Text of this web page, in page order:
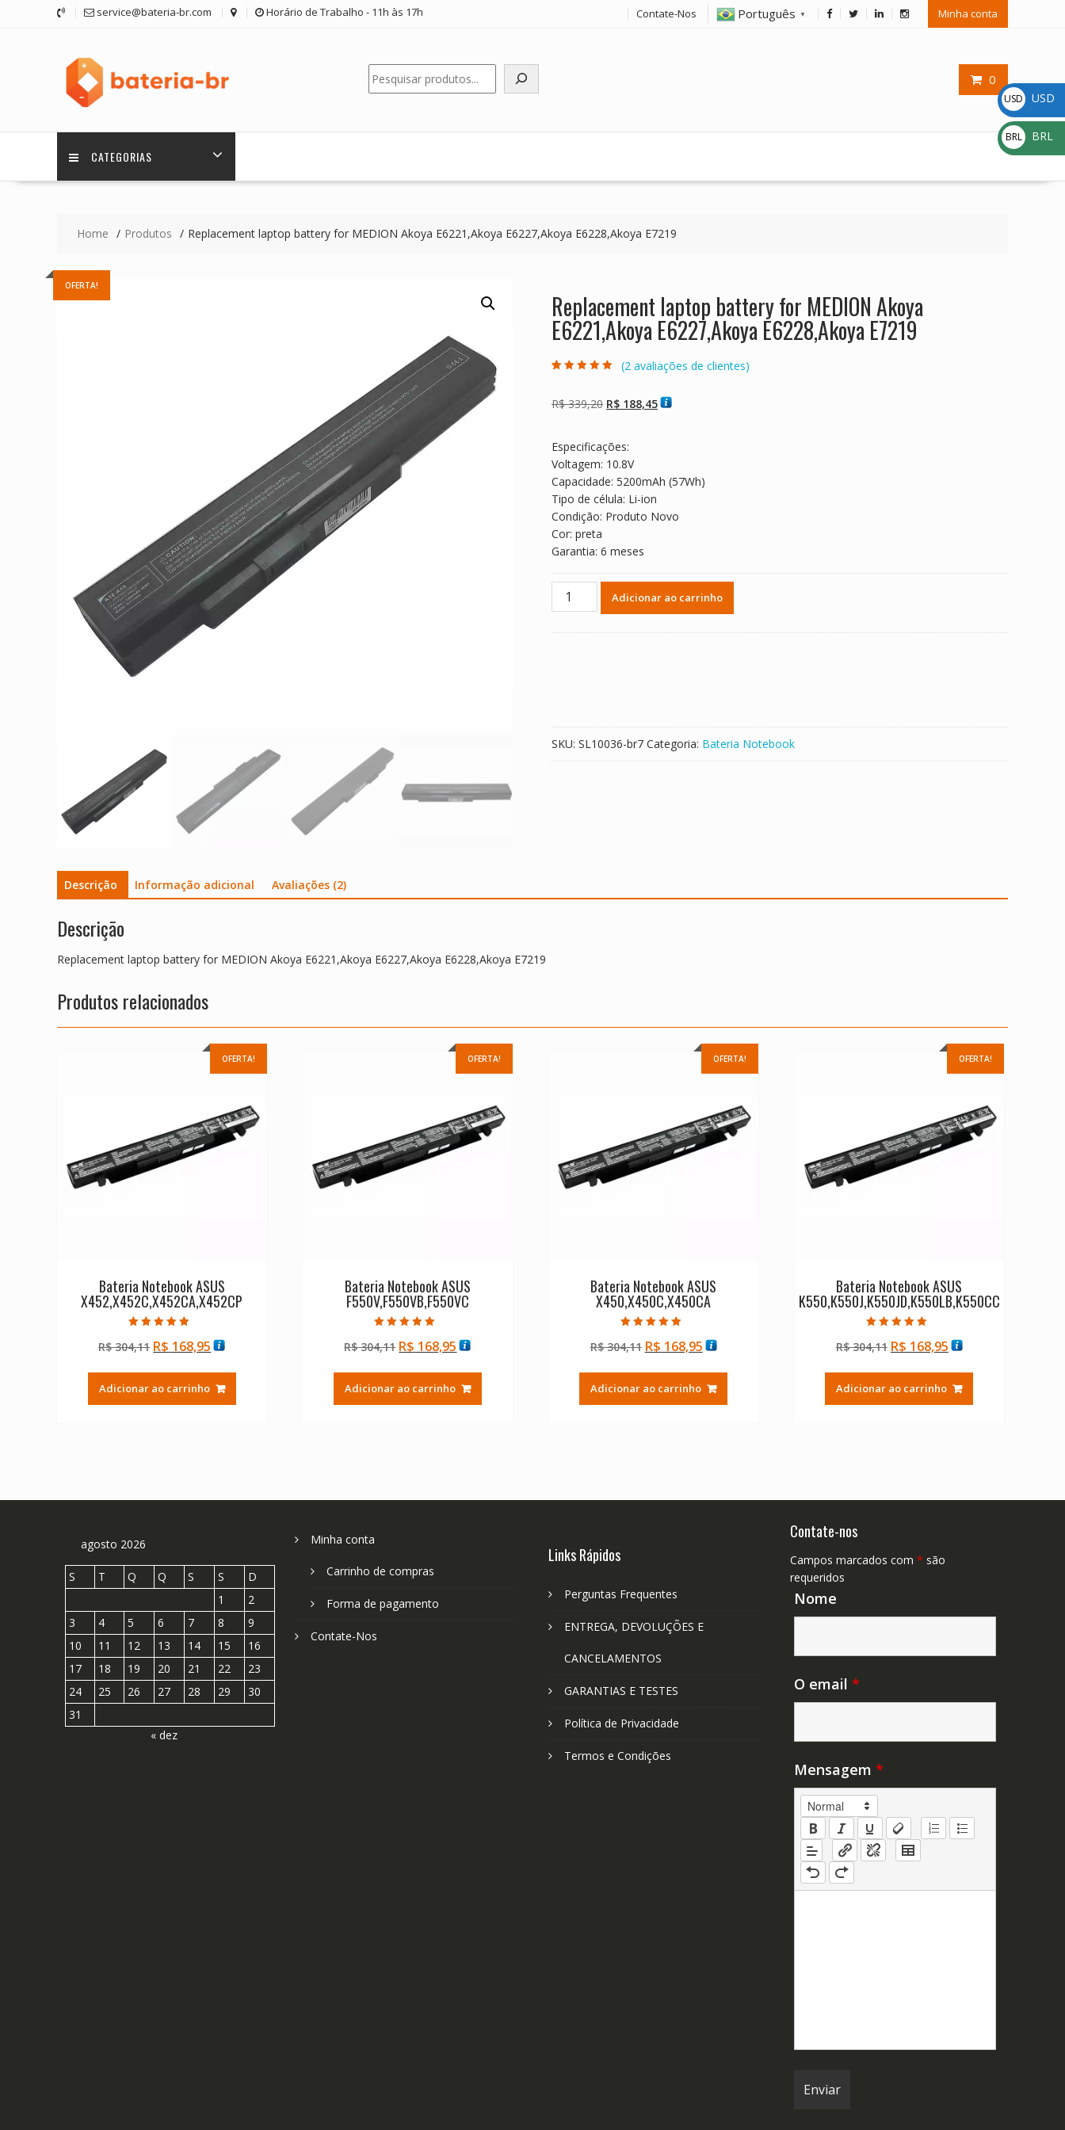
service@bateria-br.com Horário de Trabalho - 11h às 17h Contate-Nos Português ▼ Minha conta
0
Pesquisar
CATEGORIAS
Home Produtos Replacement laptop battery for MEDION Akoya E6221,Akoya E6227,Akoya E6228,Akoya E7219
OFERTA!
Replacement laptop battery for MEDION Akoya
E6221,Akoya E6227,Akoya E6228,Akoya E7219
com baseado
em
(2 avaliações de clientes)
R$339,20 O
era:
R$ 339,20.
R$ 188,45O
Especificações:
Voltagem: 10.8V
Capacidade: 5200mAh (57Wh)
Tipo de célula: Li-ion
Condição: Produto Novo
Cor: preta
Garantia: 6 meses
Replacement
laptop
E6228,Akoya
E7219
quantidade
Adicionar ao carrinho
SKU: SL10036-br7 Categoria: Bateria Notebook
Descrição Informação adicional Avaliações (2)
Descrição
Replacement laptop battery for MEDION Akoya E6221,Akoya E6227,Akoya E6228,Akoya E7219
Produtos relacionados
OFERTA!
Bateria Notebook ASUS
X452,X452C,X452CA,X452CP
5.00
de 5
R$304,11 O
original
era:
R$ 168,95O
atual
é:
Adicionar ao carrinho
OFERTA!
Bateria Notebook ASUS
F550V,F550VB,F550VC
5.00
de 5
R$304,11 O
original
era:
R$ 168,95O
atual
é:
Adicionar ao carrinho
OFERTA!
Bateria Notebook ASUS
X450,X450C,X450CA
5.00
de 5
R$304,11 O
original
era:
R$ 168,95O
atual
é:
Adicionar ao carrinho
OFERTA!
Bateria Notebook ASUS
K550,K550J,K550JD,K550LB,K550CC
5.00
de 5
R$304,11 O
original
era:
R$ 168,95O
atual
é:
Adicionar ao carrinho
agosto 2026
S T Q Q S S
D
1
2
3
4 5 6 7 8
9
10
11 12 13 14 15
16
17
18 19 20 21 22
23
24
25 26 27 28 29
30
31
« dez
Minha conta
Carrinho de compras
Forma de pagamento
Contate-Nos
Links Rápidos
Perguntas Frequentes
ENTREGA, DEVOLUÇÕES E
CANCELAMENTOS
GARANTIAS E TESTES
Política de Privacidade
Termos e Condições
Contate-nos
Campos marcados com * são
requeridos
Nome
O email *
Mensagem *
USD
$
USD
BRL
R$
BRL